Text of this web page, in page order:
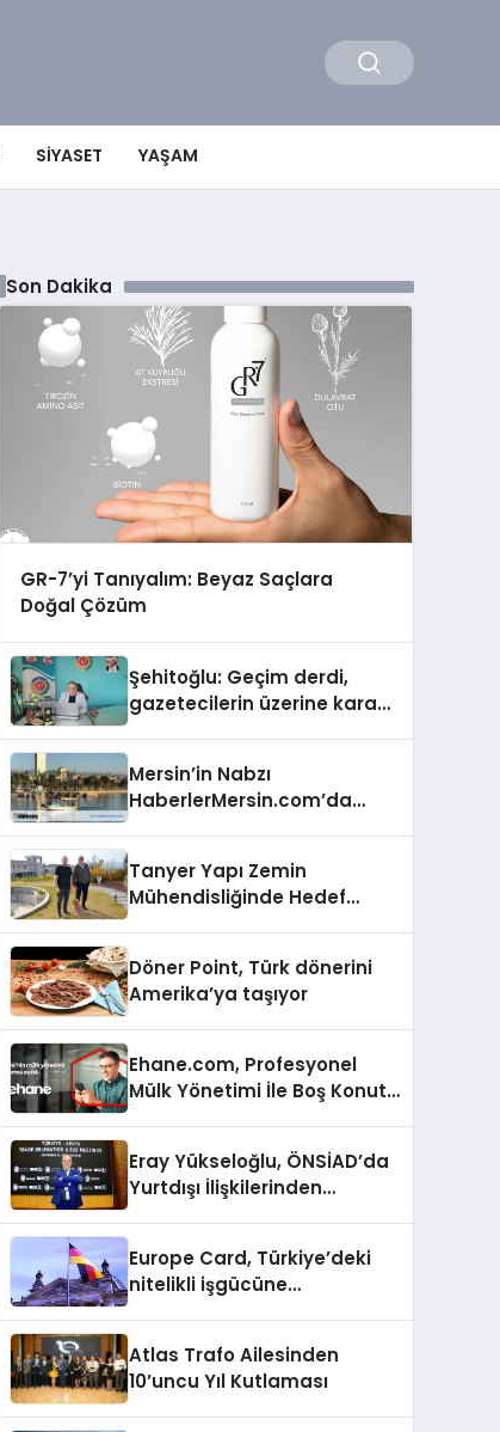
SIYASET YAŞAM
Son Dakika
GR-7’yi Tanıyalım: Beyaz Saçlara
Doğal Çözüm
Şehitoğlu: Geçim derdi,
gazetecilerin üzerine kara
Mersin’in Nabzı
HaberlerMersin.com’da
Tanyer Yapı Zemin
Mühendisliğinde Hedef
Döner Point, Türk dönerini
Amerika’ya taşıyor
Ehane.com, Profesyonel
Mülk Yönetimi İle Boş Konut
Eray Yükseloğlu, ÖNSİAD’da
Yurtdışı İlişkilerinden
Europe Card, Türkiye’deki
nitelikli işgücüne
Atlas Trafo Ailesinden
10’uncu Yıl Kutlaması